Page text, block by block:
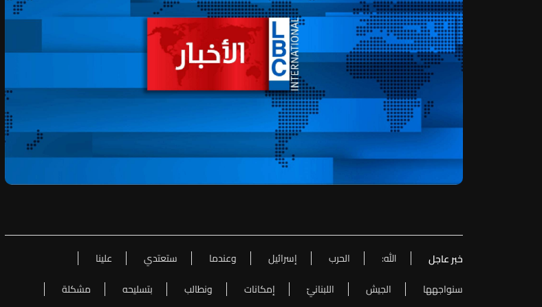
خبر عاجل الله: الحرب إسرائيل وعندما ستعتدي
علينا
سنواجهها
الجيش اللبنانيّ إمكانات ونطالب بتسليحه
مشكلة